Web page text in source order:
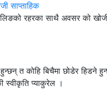
साप्ताहिक
रहरका साथै अवसर को
त कोहि बिचैमा छोडेर हिडने
स्वीकृति प्याकुरेल ।